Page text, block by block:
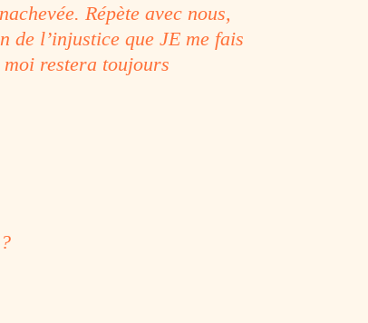
Répète avec nous,
de l’injustice que JE me fais
restera toujours